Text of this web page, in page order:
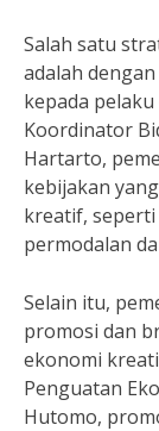
Salah satu
adalah
kepada
Koordinator
Hartarto,
kebijakan
kreatif, seperti
permodalan
Selain itu,
promosi dan
ekonomi
Penguatan
Hutomo,